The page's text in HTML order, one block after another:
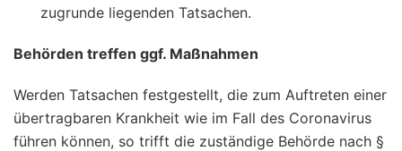
zugrunde liegenden Tatsachen.
Behörden treffen ggf. Maßnahmen
Werden Tatsachen festgestellt, die zum Auftreten einer
übertragbaren Krankheit wie im Fall des Coronavirus
führen können, so trifft die zuständige Behörde nach §